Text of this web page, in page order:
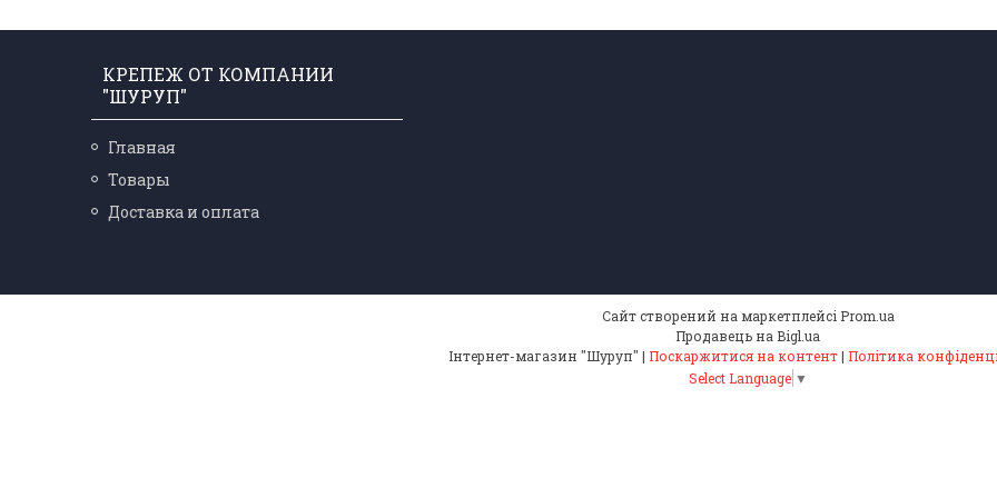
КРЕПЕЖ ОТ КОМПАНИИ
"ШУРУП"
Главная
Товары
Доставка и оплата
Сайт створений на маркетплейсі Prom.ua
Продавець на Bigl.ua
Інтернет-магазин "Шуруп" | Поскаржитися на контент| Політика
Select Language ▼